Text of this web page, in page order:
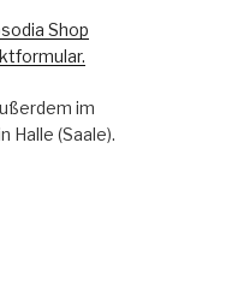
Shop
im
Halle (Saale).